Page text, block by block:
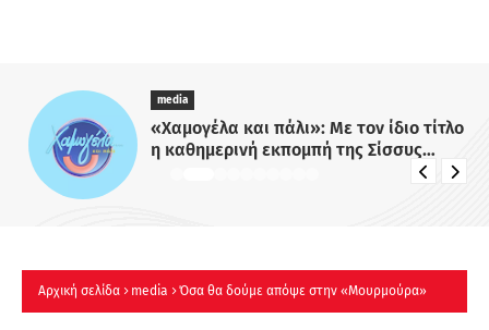
media
«Χαμογέλα και πάλι»: Με τον ίδιο τίτλο
η καθημερινή εκπομπή της Σίσσυς
Αρχική σελίδα media Όσα θα δούμε απόψε στην «Μουρμούρα»